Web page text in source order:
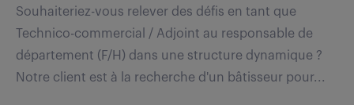
Souhaiteriez-vous relever des défis en tant que
Technico-commercial / Adjoint au responsable de
département (F/H) dans une structure dynamique ?
Notre client est à la recherche d'un bâtisseur pour...